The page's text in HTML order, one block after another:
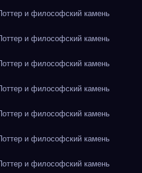
и философский камень
и философский камень
и философский камень
и философский камень
и философский камень
и философский камень
и философский камень